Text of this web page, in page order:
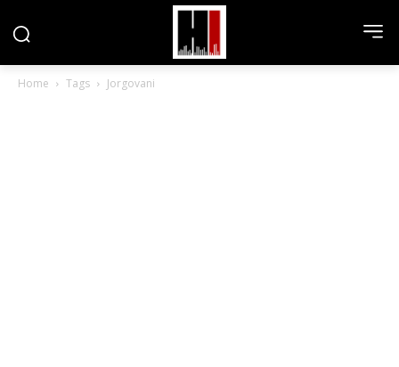
Home Tags Jorgovani